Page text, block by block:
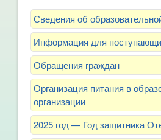
Сведения об
Информация для
Обращения граждан
Организация питания в
организации
2025 год — Год защитника